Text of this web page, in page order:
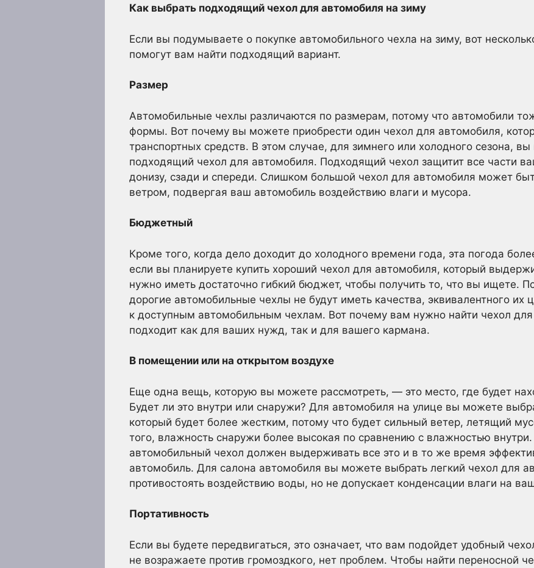
Как выбрать подходящий чехол для автомобиля на зиму
Если вы подумываете о покупке автомобильного чехла на зиму, вот
помогут вам найти подходящий вариант.
Размер
Автомобильные чехлы различаются по размерам, потому что автомобили
формы. Вот почему вы можете приобрести один чехол для автомобиля,
транспортных средств. В этом случае, для зимнего или холодного сезона,
подходящий чехол для автомобиля. Подходящий чехол защитит все части
донизу, сзади и спереди. Слишком большой чехол для автомобиля может
ветром, подвергая ваш автомобиль воздействию влаги и мусора.
Бюджетный
Кроме того, когда дело доходит до холодного времени года, эта погода
если вы планируете купить хороший чехол для автомобиля, который
нужно иметь достаточно гибкий бюджет, чтобы получить то, что вы ищете.
дорогие автомобильные чехлы не будут иметь качества, эквивалентного их
к доступным автомобильным чехлам. Вот почему вам нужно найти чехол
подходит как для ваших нужд, так и для вашего кармана.
В помещении или на открытом воздухе
Еще одна вещь, которую вы можете рассмотреть, — это место, где будет
Будет ли это внутри или снаружи? Для автомобиля на улице вы можете
который будет более жестким, потому что будет сильный ветер, летящий
того, влажность снаружи более высокая по сравнению с влажностью
автомобильный чехол должен выдерживать все это и в то же время
автомобиль. Для салона автомобиля вы можете выбрать легкий чехол для
противостоять воздействию воды, но не допускает конденсации влаги на
Портативность
Если вы будете передвигаться, это означает, что вам подойдет удобный
не возражаете против громоздкого, нет проблем. Чтобы найти переносной